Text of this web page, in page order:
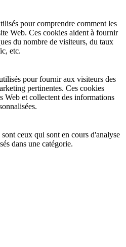
pour comprendre comment les
Web. Ces cookies aident à fournir
du nombre de visiteurs, du taux
etc.
pour fournir aux visiteurs des
pertinentes. Ces cookies
Web et collectent des informations
ceux qui sont en cours d'analyse
dans une catégorie.